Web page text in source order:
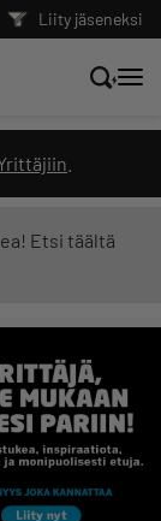
Liity jäseneksi
Etsi täältä